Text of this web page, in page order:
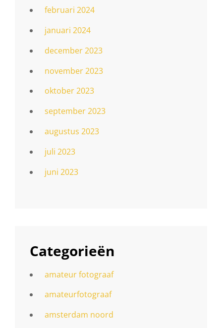
februari 2024
januari 2024
december 2023
november 2023
oktober 2023
september 2023
augustus 2023
juli 2023
juni 2023
Categorieën
amateur fotograaf
amateurfotograaf
amsterdam noord